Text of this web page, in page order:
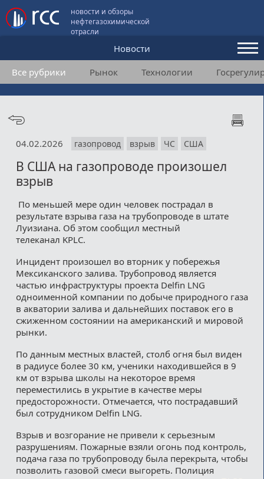
новости и обзоры
нефтегазохимической
отрасли
Новости
Аналитика и мнения
Конференции
Подписка
Медиакит
Все рубрики Рынок Технологии
04.02.2026 газопровод взрыв ЧС США
В США на газопроводе произошел
взрыв
По меньшей мере один человек пострадал в
результате взрыва газа на трубопроводе в штате
Луизиана. Об этом сообщил местный
телеканал KPLC.
Инцидент произошел во вторник у побережья
Мексиканского залива. Трубопровод является
частью инфраструктуры проекта Delfin LNG
одноименной компании по добыче природного газа
в акватории залива и дальнейших поставок его в
сжиженном состоянии на американский и мировой
рынки.
По данным местных властей, столб огня был виден
в радиусе более 30 км, ученики находившейся в 9
км от взрыва школы на некоторое время
переместились в укрытие в качестве меры
предосторожности. Отмечается, что пострадавший
был сотрудником Delfin LNG.
Взрыв и возгорание не привели к серьезным
разрушениям. Пожарные взяли огонь под контроль,
подача газа по трубопроводу была перекрыта, чтобы
позволить газовой смеси выгореть. Полиция